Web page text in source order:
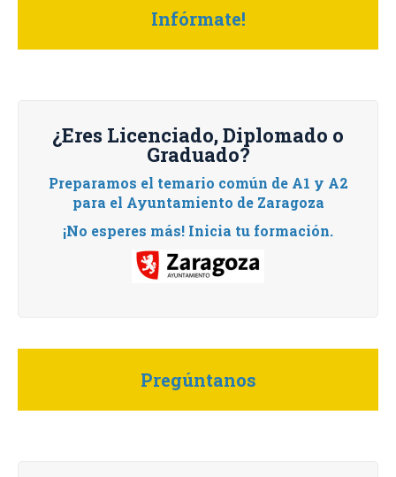
Infórmate!
¿Eres Licenciado, Diplomado o
Graduado?
Preparamos el temario común de A1 y A2
para el Ayuntamiento de Zaragoza
¡No esperes más! Inicia tu formación.
Pregúntanos